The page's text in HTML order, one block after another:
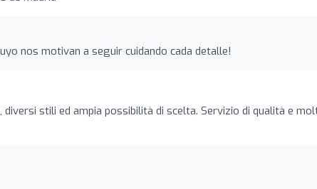
nos motivan a seguir cuidando cada detalle!
diversi stili ed ampia possibilità di scelta. Servizio di qualità e